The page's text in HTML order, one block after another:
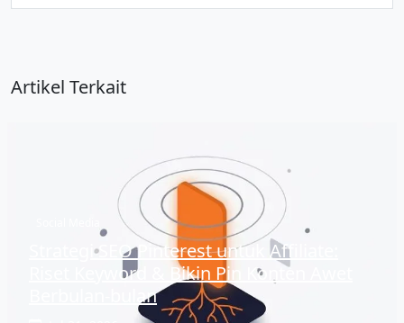
Artikel Terkait
Strategi SEO Pinterest untuk Affiliate:
Riset Keyword & Bikin Pin Konten Awet
Berbulan-bulan